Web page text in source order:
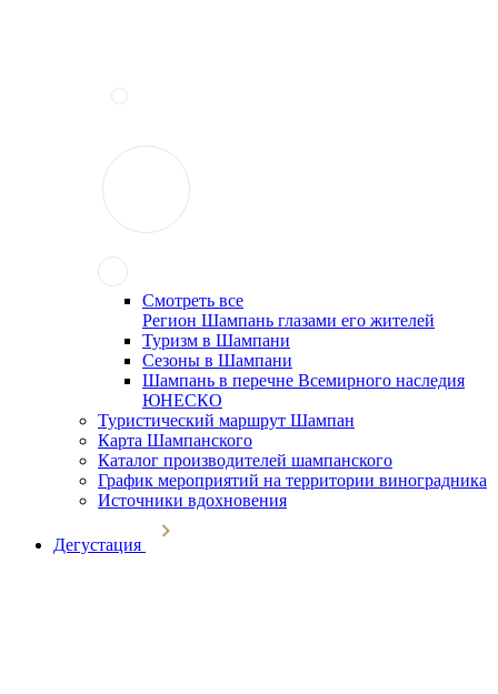
Смотреть все
Регион Шампань глазами его жителей
Туризм в Шампани
Сезоны в Шампани
Шампань в перечне Всемирного наследия
ЮНЕСКО
Туристический маршрут Шампан
Карта Шампанского
Каталог производителей шампанского
График мероприятий на территории виноградника
Источники вдохновения
Дегустация